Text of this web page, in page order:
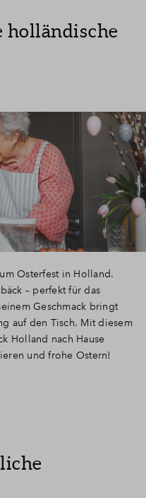
holländische
Osterfest in Holland.
– perfekt für das
Geschmack bringt
auf den Tisch. Mit diesem
Holland nach Hause
und frohe Ostern!